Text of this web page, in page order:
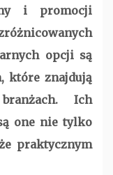
i promocji
opcji są
które znajdują
Ich
one nie tylko
praktycznym